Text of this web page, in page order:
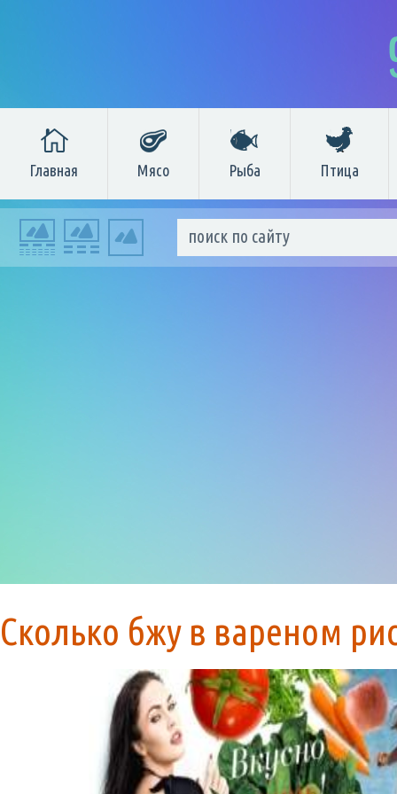
Главная Мясо Рыба Птица
Сколько бжу в вареном